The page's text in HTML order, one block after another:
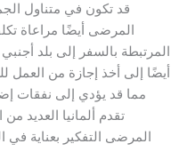
قد تكون في متناول
المرضى أيضًا مراعاة
المرتبطة بالسفر إلى بلد
أيضًا إلى أخذ إجازة من العمل
مما قد يؤدي إلى نفقات
تقدم ألمانيا العديد
المرضى التفكير بعناية في